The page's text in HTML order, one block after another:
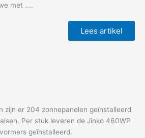
met ....
Lees artikel
zijn er 204 zonnepanelen geïnstalleerd
Per stuk leveren de Jinko 460WP
geïnstalleerd.